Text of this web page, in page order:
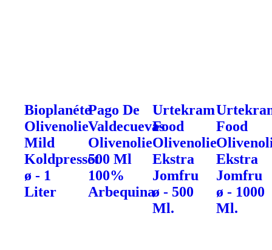
Bioplanéte
Olivenolie
Mild
Koldpresset
ø - 1
Liter
Pago De
Valdecuevas
Olivenolie
500 Ml
100%
Arbequina
Urtekram
Food
Olivenolie
Ekstra
Jomfru
ø - 500
Ml.
Food
Ekstra
Jomfru
ø - 1000
Ml.